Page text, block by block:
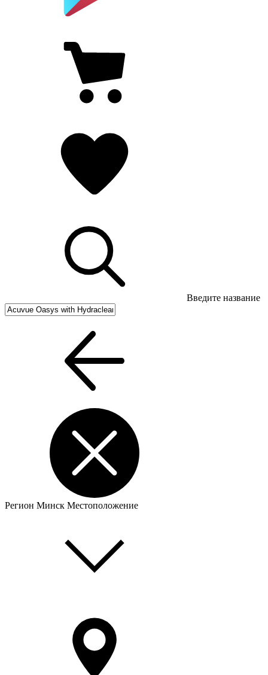
Введите название
Регион Минск Местоположение